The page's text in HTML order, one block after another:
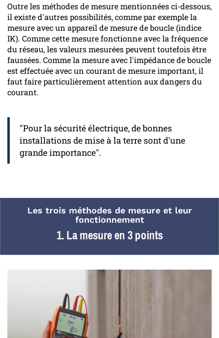
Outre les méthodes de mesure mentionnées ci-dessous,
il existe d'autres possibilités, comme par exemple la
mesure avec un appareil de mesure de boucle (indice
IK). Comme cette mesure fonctionne avec la fréquence
du réseau, les valeurs mesurées peuvent toutefois être
faussées. Comme la mesure avec l'impédance de boucle
est effectuée avec un courant de mesure important, il
faut faire particulièrement attention aux dangers du
courant.
"Pour la sécurité électrique, de bonnes
installations de mise à la terre sont d'une
grande importance".
Les trois méthodes de mesure et leur
fonctionnement
1. La mesure en 3 points